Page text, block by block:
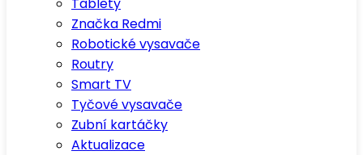
Značka Redmi
Robotické vysavače
Routry
Smart TV
Tyčové vysavače
Zubní kartáčky
Aktualizace